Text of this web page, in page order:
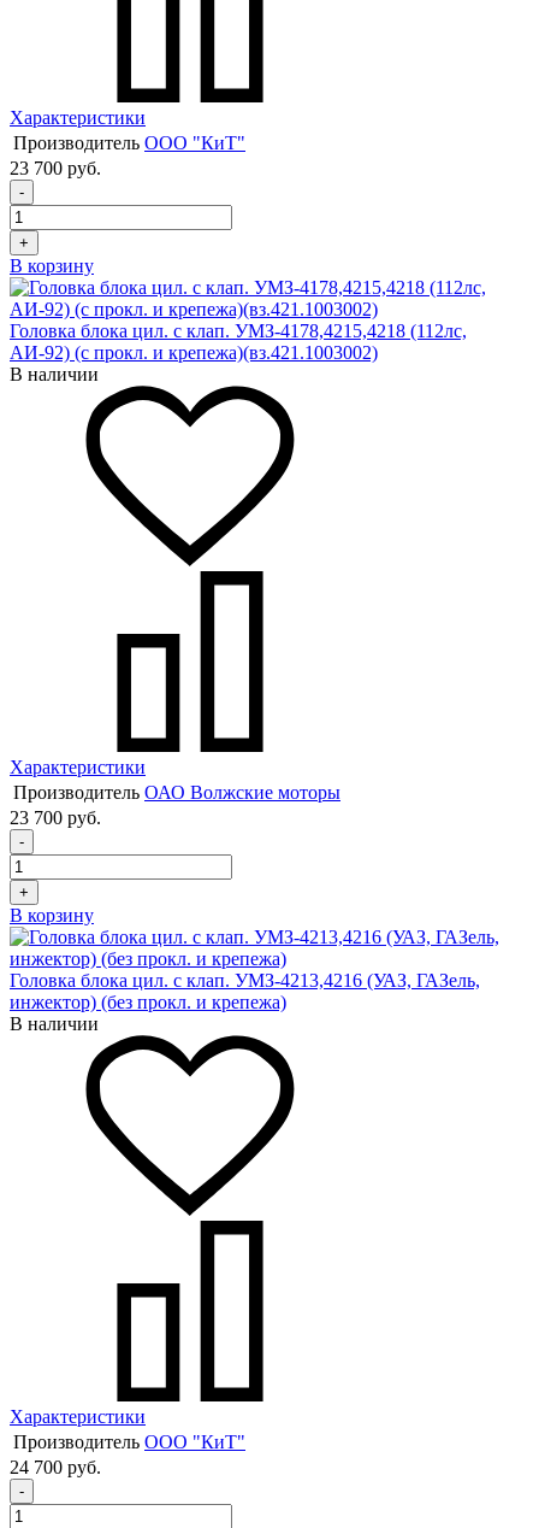
Характеристики
Производитель ООО "КиТ"
23 700 руб.
-
+
В корзину
Головка блока цил. с клап. УМЗ-4178,4215,4218 (112лс,
АИ-92) (с прокл. и крепежа)(вз.421.1003002)
В наличии
Характеристики
Производитель ОАО Волжские моторы
23 700 руб.
-
+
В корзину
Головка блока цил. с клап. УМЗ-4213,4216 (УАЗ, ГАЗель,
инжектор) (без прокл. и крепежа)
В наличии
Характеристики
Производитель ООО "КиТ"
24 700 руб.
-